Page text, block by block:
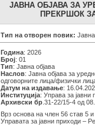
ЈАВНА ОБЈАВА ЗА
ПРЕКРШОК
Тип на отворен повик:
Година: 2026
Број: 01
Тип: Јавна објава
Наслов: Јавна објава за
одговорните лица/физички
Датум на издавање:
Институција: Управа за јавни
Архивски бр .31-22/15-4 од
Врз основа на член 56 став 5
Управата за јавни приходи –